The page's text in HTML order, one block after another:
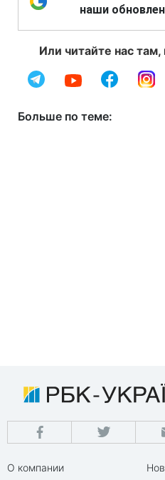
наши
Или читайте нас там,
Больше по теме:
О компании